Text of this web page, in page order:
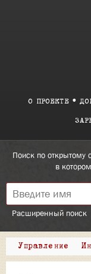
О ПРОЕКТЕ
Поиск по открытому
в
Расширенный поиск
Управление